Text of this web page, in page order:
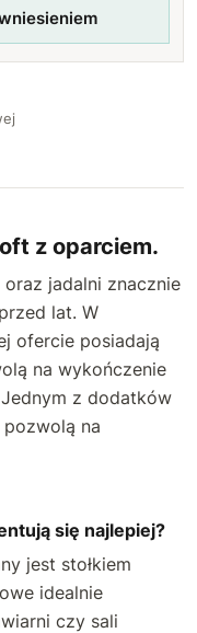
z oparciem.
jadalni znacznie
lat. W
ofercie posiadają
na wykończenie
z dodatków
na
się najlepiej?
jest stołkiem
idealnie
czy sali